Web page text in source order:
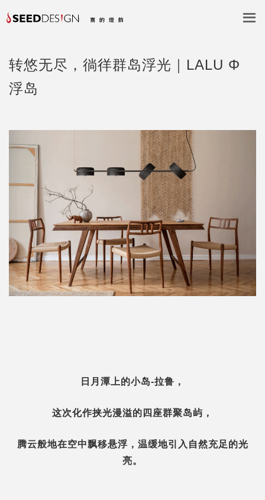
转悠无尽，徜徉群岛浮光｜LALU Φ
浮岛
日月潭上的小岛-拉鲁，
这次化作挟光漫溢的四座群聚岛屿，
腾云般地在空中飘移悬浮，温缓地引入自然充足的光
亮。